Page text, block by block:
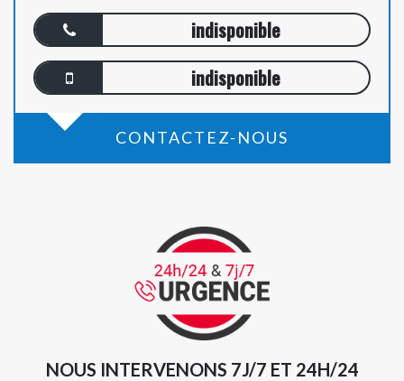
indisponible
indisponible
CONTACTEZ-NOUS
NOUS INTERVENONS 7J/7 ET 24H/24